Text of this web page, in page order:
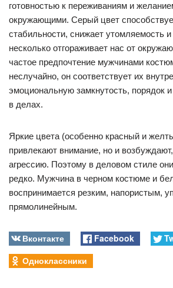
готовностью к переживаниям и
окружающими. Серый цвет
стабильности, снижает утомляемость
несколько отгораживает нас от
частое предпочтение мужчинами
неслучайно, он соответствует их
эмоциональную замкнутость, порядок
в делах.
Яркие цвета (особенно красный и
привлекают внимание, но и
агрессию. Поэтому в деловом стиле
редко. Мужчина в черном костюме и
воспринимается резким, напористым,
прямолинейным.
Вконтакте Facebook
Одноклассники